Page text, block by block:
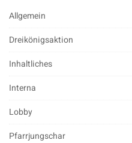
Allgemein
Dreikönigsaktion
Inhaltliches
Interna
Lobby
Pfarrjungschar